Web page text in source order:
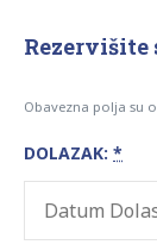
Rezervišite
Obavezna polja su
DOLAZAK: *